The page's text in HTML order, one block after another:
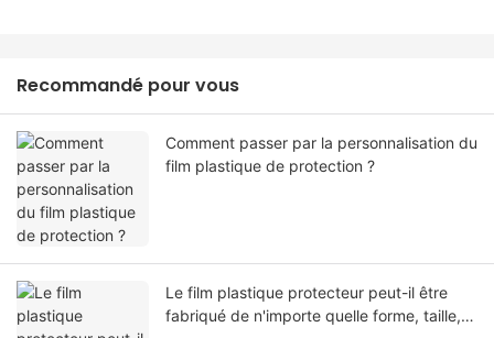
Recommandé pour vous
Comment passer par la personnalisation du
film plastique de protection ?
Le film plastique protecteur peut-il être
fabriqué de n'importe quelle forme, taille,